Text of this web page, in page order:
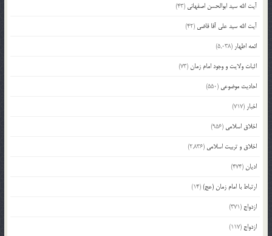
آیت الله سید ابوالحسن اصفهانی (43)
آیت الله سید علی آقا قاضی (42)
ائمه اطهار (5,038)
اثبات ولایت و وجود امام زمان(73)
احادیث موضوعی (550)
اخبار (717)
اخلاق اسلامی (956)
اخلاق و تربیت اسلامی (2,836)
ادیان(474)
ارتباط با امام زمان (عج)(14)
ازدواج (371)
ازدواج (117)